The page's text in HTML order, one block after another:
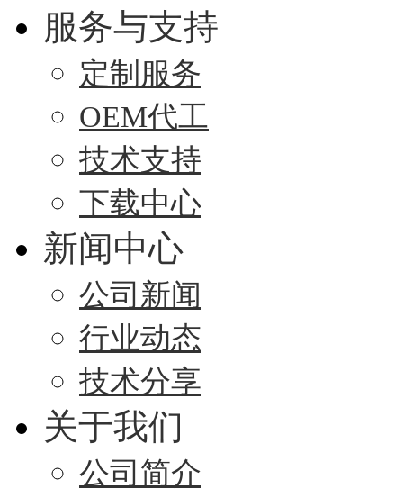
服务与支持
定制服务
OEM代工
技术支持
下载中心
新闻中心
公司新闻
行业动态
技术分享
关于我们
公司简介